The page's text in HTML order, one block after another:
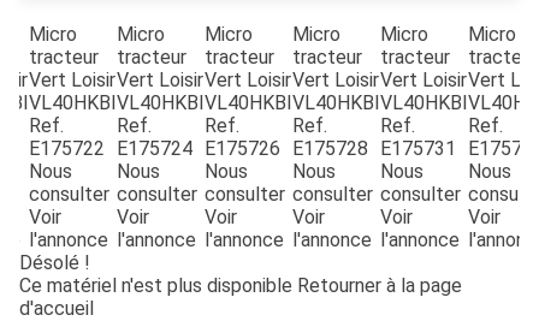
PIECES DETACHEES
CONTACT
Micro
tracteur
Vert Loisir
VL40HKBI
Ref.
E175722
Nous
consulter
Voir
l'annonce
Micro
tracteur
Vert Loisir
VL40HKBI
Ref.
E175724
Nous
consulter
Voir
l'annonce
Micro
tracteur
Vert Loisir
VL40HKBI
Ref.
E175726
Nous
consulter
Voir
l'annonce
Micro
tracteur
Vert Loisir
VL40HKBI
Ref.
E175728
Nous
consulter
Voir
l'annonce
Micro
tracteur
Vert Loisir
VL40HKBI
Ref.
E175731
Nous
consulter
Voir
l'annonce
Micro
tracteur
Vert
Ref.
Nous
Voir
Désolé !
Ce matériel n'est plus disponible Retourner à la page
d'accueil